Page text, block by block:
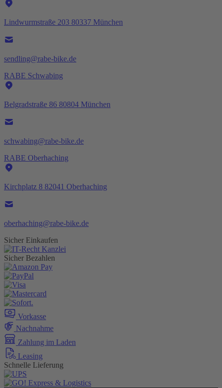
Lindwurmstraße 203 80337 München
sendling@rabe-bike.de
RABE Schwabing
Belgradstraße 86 80804 München
schwabing@rabe-bike.de
RABE Oberhaching
Kirchplatz 8 82041 Oberhaching
oberhaching@rabe-bike.de
Sicher Einkaufen
Sicher Bezahlen
Vorkasse
Nachnahme
Zahlung im Laden
Leasing
Schnelle Lieferung